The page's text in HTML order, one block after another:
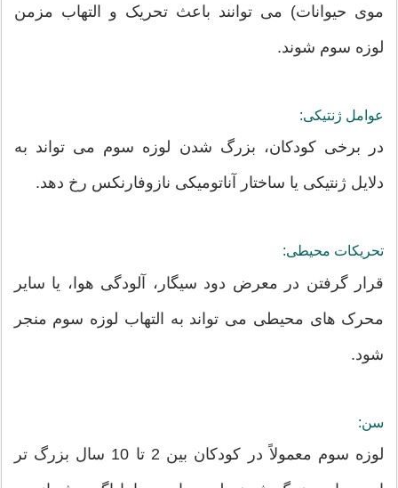
موی حیوانات) می توانند باعث تحریک و التهاب مزمن
لوزه سوم شوند.
عوامل ژنتیکی:
در برخی کودکان، بزرگ شدن لوزه سوم می تواند به
دلایل ژنتیکی یا ساختار آناتومیکی نازوفارنکس رخ دهد.
تحریکات محیطی:
قرار گرفتن در معرض دود سیگار، آلودگی هوا، یا سایر
محرک های محیطی می تواند به التهاب لوزه سوم منجر
شود.
سن:
لوزه سوم معمولاً در کودکان بین 2 تا 10 سال بزرگ تر